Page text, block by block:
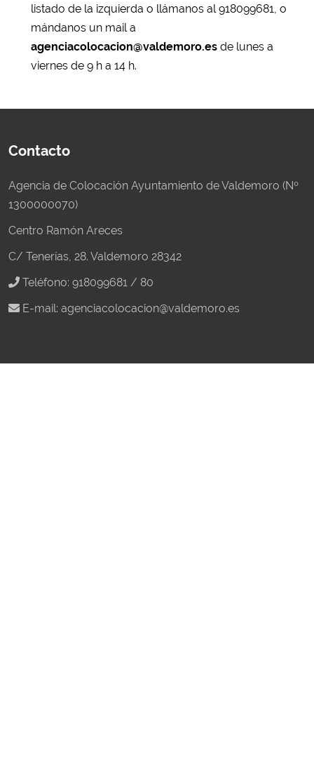
listado de la izquierda o llámanos al 918099681, o
mándanos un mail a
agenciacolocacion@valdemoro.es de lunes a
viernes de 9 h a 14 h.
Contacto
Agencia de Colocación Ayuntamiento de Valdemoro (Nº
1300000070)
Centro Ramón Areces
C/ Tenerías, 28. Valdemoro 28342
Teléfono: 918099681 / 80
E-mail: agenciacolocacion@valdemoro.es